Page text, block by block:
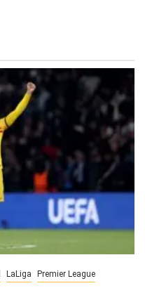
LaLiga Premier League